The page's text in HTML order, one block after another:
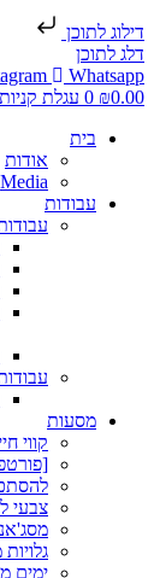
דילוג לתוכן
דלג לתוכן
Whatsapp
₪0.00
0 עגלת קניות
בית
אודות
Media
עבודות
מסעות
קווי
צבעי
ימים